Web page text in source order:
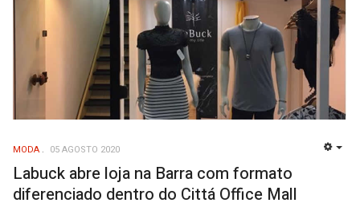
MODA 05 AGOSTO 2020
Labuck abre loja na Barra com formato
diferenciado dentro do Cittá Office Mall